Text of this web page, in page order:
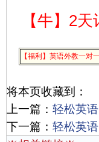
【牛】2
【福利】英语外教一对
将本页收藏到：
上一篇： 轻松英
下一篇： 轻松英